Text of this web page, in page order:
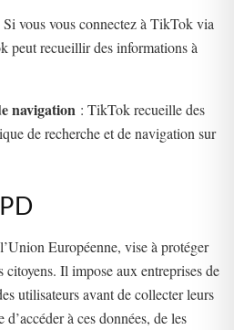
Si vous vous connectez à TikTok via
peut recueillir des informations à
navigation : TikTok recueille des
de recherche et de navigation sur
Européenne, vise à protéger
citoyens. Il impose aux entreprises de
utilisateurs avant de collecter leurs
à ces données, de les